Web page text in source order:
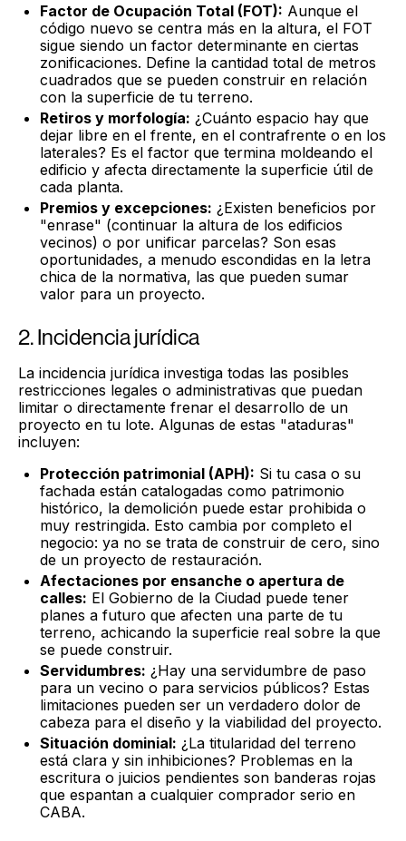
Factor de Ocupación Total (FOT): Aunque el
código nuevo se centra más en la altura, el FOT
sigue siendo un factor determinante en ciertas
zonificaciones. Define la cantidad total de metros
cuadrados que se pueden construir en relación
con la superficie de tu terreno.
Retiros y morfología: ¿Cuánto espacio hay que
dejar libre en el frente, en el contrafrente o en los
laterales? Es el factor que termina moldeando el
edificio y afecta directamente la superficie útil de
cada planta.
Premios y excepciones: ¿Existen beneficios por
"enrase" (continuar la altura de los edificios
vecinos) o por unificar parcelas? Son esas
oportunidades, a menudo escondidas en la letra
chica de la normativa, las que pueden sumar
valor para un proyecto.
2. Incidencia jurídica
La incidencia jurídica investiga todas las posibles
restricciones legales o administrativas que puedan
limitar o directamente frenar el desarrollo de un
proyecto en tu lote. Algunas de estas "ataduras"
incluyen:
Protección patrimonial (APH): Si tu casa o su
fachada están catalogadas como patrimonio
histórico, la demolición puede estar prohibida o
muy restringida. Esto cambia por completo el
negocio: ya no se trata de construir de cero, sino
de un proyecto de restauración.
Afectaciones por ensanche o apertura de
calles: El Gobierno de la Ciudad puede tener
planes a futuro que afecten una parte de tu
terreno, achicando la superficie real sobre la que
se puede construir.
Servidumbres: ¿Hay una servidumbre de paso
para un vecino o para servicios públicos? Estas
limitaciones pueden ser un verdadero dolor de
cabeza para el diseño y la viabilidad del proyecto.
Situación dominial: ¿La titularidad del terreno
está clara y sin inhibiciones? Problemas en la
escritura o juicios pendientes son banderas rojas
que espantan a cualquier comprador serio en
CABA.